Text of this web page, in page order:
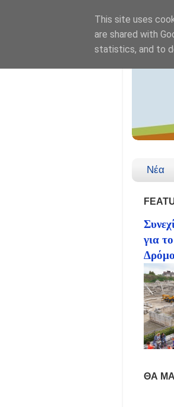
Νέα
για
Δρόμο
ΘΑ
This site uses
are shared with
statistics, and to